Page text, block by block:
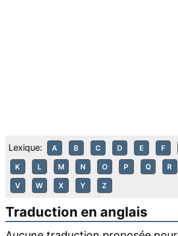
Lexique: A B C D E F
K L M N O P Q R
V W X Y Z
Traduction en anglais